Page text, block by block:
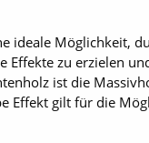
ideale Möglichkeit,
Effekte zu erzielen
ist die
Effekt gilt für die